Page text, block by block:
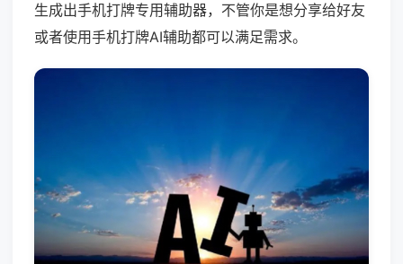
生成出手机打牌专用辅助器，不管你是想分享给好友
或者使用手机打牌AI辅助都可以满足需求。